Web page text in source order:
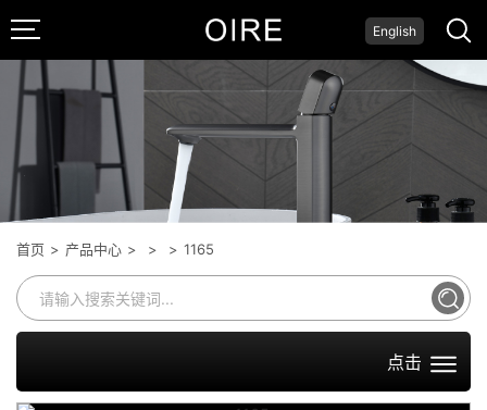
面盆龙头
系列
English
首页 > 产品中心 > > > 1165
点击